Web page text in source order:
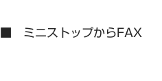
■ ミニストップからFAX